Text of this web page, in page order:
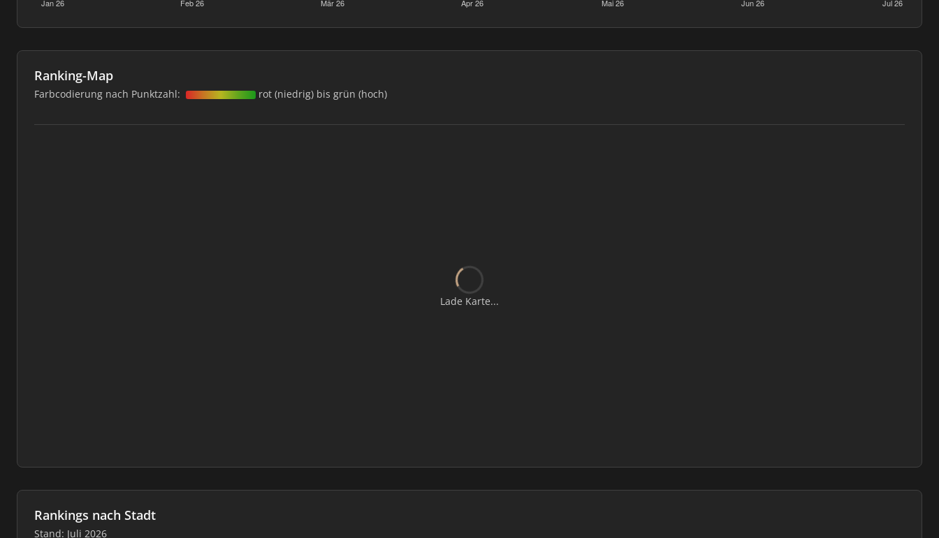
Ranking-Map
Farbcodierung nach Punktzahl: rot (niedrig) bis grün (hoch)
Lade Karte...
Rankings nach Stadt
Stand: Juli 2026